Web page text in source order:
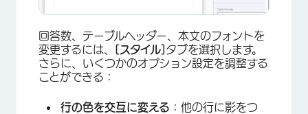
回答数、テーブルヘッダー、本文のフォントを
変更するには、
[スタイル] タブを選択します。
さらに、いくつかのオプション設定を調整する
ことができる：
行の色を交互に変える ：他の行に影をつ